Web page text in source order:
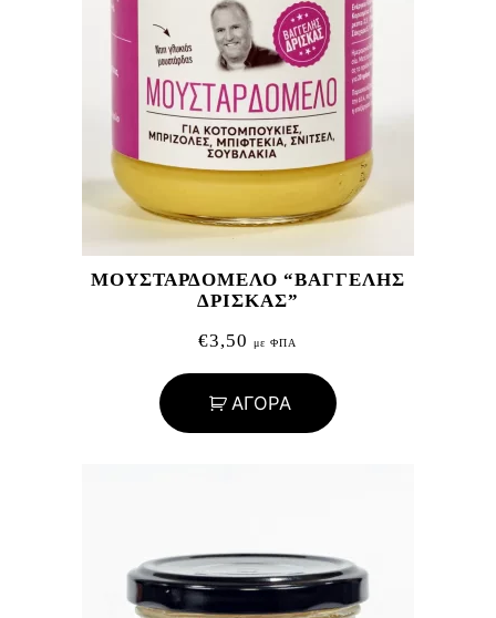
ΜΟΥΣΤΑΡΔΟΜΕΛΟ “ΒΑΓΓΕΛΗΣ
ΔΡΙΣΚΑΣ”
€3,50 με ΦΠΑ
ΑΓΟΡΑ